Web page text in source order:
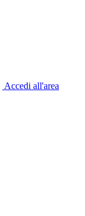
Accedi all'area